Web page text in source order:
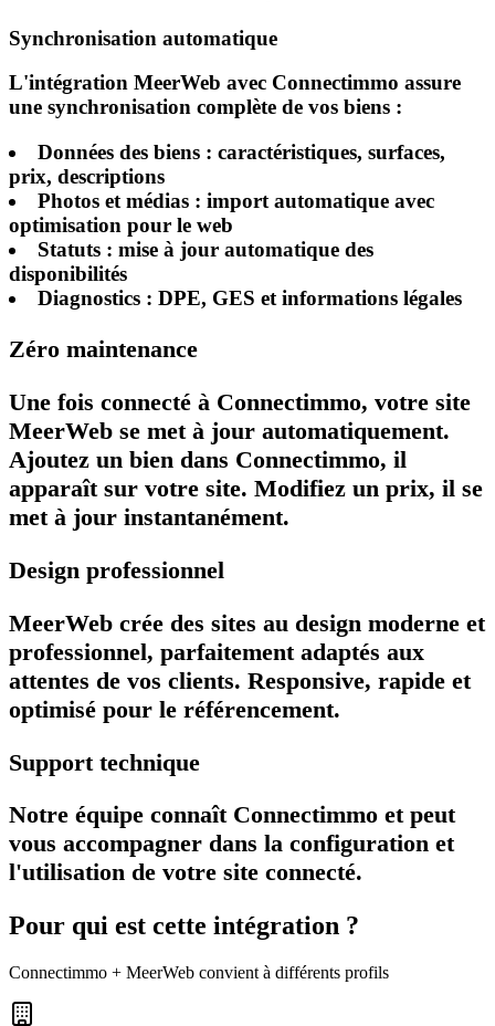
Synchronisation automatique
L'intégration MeerWeb avec Connectimmo assure
une synchronisation complète de vos biens :
Données des biens: caractéristiques, surfaces,
prix, descriptions
Photos et médias: import automatique avec
optimisation pour le web
Statuts: mise à jour automatique des
disponibilités
Diagnostics: DPE, GES et informations légales
Zéro maintenance
Une fois connecté à Connectimmo, votre site
MeerWeb se met à jour automatiquement.
Ajoutez un bien dans Connectimmo, il
apparaît sur votre site. Modifiez un prix, il se
met à jour instantanément.
Design professionnel
MeerWeb crée des sites au design moderne et
professionnel, parfaitement adaptés aux
attentes de vos clients. Responsive, rapide et
optimisé pour le référencement.
Support technique
Notre équipe connaît Connectimmo et peut
vous accompagner dans la configuration et
l'utilisation de votre site connecté.
Pour qui est cette intégration ?
Connectimmo + MeerWeb convient à différents profils